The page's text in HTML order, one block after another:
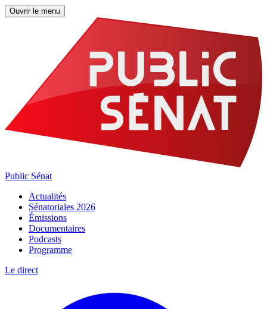
Ouvrir le menu
Public Sénat
Actualités
Sénatoriales 2026
Émissions
Documentaires
Podcasts
Programme
Le direct